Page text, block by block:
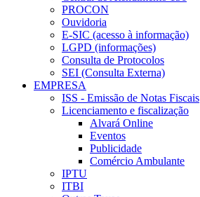
PROCON
Ouvidoria
E-SIC (acesso à informação)
LGPD (informações)
Consulta de Protocolos
SEI (Consulta Externa)
EMPRESA
ISS - Emissão de Notas Fiscais
Licenciamento e fiscalização
Alvará Online
Eventos
Publicidade
Comércio Ambulante
IPTU
ITBI